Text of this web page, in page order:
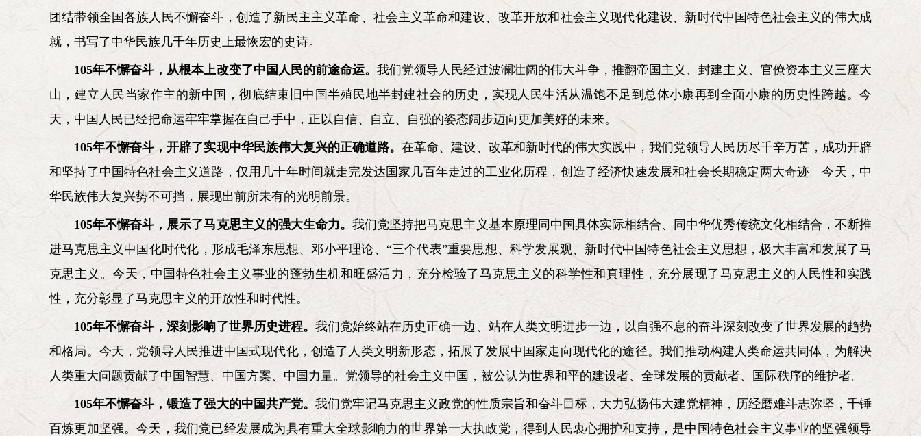
团结带领全国各族人民不懈奋斗，创造了新民主主义革命、社会主义革命和建设、改革开放和社会主义现代化建设、新时代中国特色社会主义的伟大成
就，书写了中华民族几千年历史上最恢宏的史诗。
105年不懈奋斗，从根本上改变了中国人民的前途命运。我们党领导人民经过波澜壮阔的伟大斗争，推翻帝国主义、封建主义、官僚资本主义三座大
山，建立人民当家作主的新中国，彻底结束旧中国半殖民地半封建社会的历史，实现人民生活从温饱不足到总体小康再到全面小康的历史性跨越。今
天，中国人民已经把命运牢牢掌握在自己手中，正以自信、自立、自强的姿态阔步迈向更加美好的未来。
105年不懈奋斗，开辟了实现中华民族伟大复兴的正确道路。在革命、建设、改革和新时代的伟大实践中，我们党领导人民历尽千辛万苦，成功开辟
和坚持了中国特色社会主义道路，仅用几十年时间就走完发达国家几百年走过的工业化历程，创造了经济快速发展和社会长期稳定两大奇迹。今天，中
华民族伟大复兴势不可挡，展现出前所未有的光明前景。
105年不懈奋斗，展示了马克思主义的强大生命力。我们党坚持把马克思主义基本原理同中国具体实际相结合、同中华优秀传统文化相结合，不断推
进马克思主义中国化时代化，形成毛泽东思想、邓小平理论、“三个代表”重要思想、科学发展观、新时代中国特色社会主义思想，极大丰富和发展了马
克思主义。今天，中国特色社会主义事业的蓬勃生机和旺盛活力，充分检验了马克思主义的科学性和真理性，充分展现了马克思主义的人民性和实践
性，充分彰显了马克思主义的开放性和时代性。
105年不懈奋斗，深刻影响了世界历史进程。 我们党始终站在历史正确一边、站在人类文明进步一边，以自强不息的奋斗深刻改变了世界发展的趋势
和格局。今天，党领导人民推进中国式现代化，创造了人类文明新形态，拓展了发展中国家走向现代化的途径。我们推动构建人类命运共同体，为解决
人类重大问题贡献了中国智慧、中国方案、中国力量。党领导的社会主义中国，被公认为世界和平的建设者、全球发展的贡献者、国际秩序的维护者。
105年不懈奋斗，锻造了强大的中国共产党。 我们党牢记马克思主义政党的性质宗旨和奋斗目标，大力弘扬伟大建党精神，历经磨难斗志弥坚，千锤
百炼更加坚强。今天，我们党已经发展成为具有重大全球影响力的世界第一大执政党，得到人民衷心拥护和支持，是中国特色社会主义事业的坚强领导